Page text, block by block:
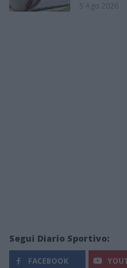
5 Ago 2026
Segui Diario Sportivo:
FACEBOOK